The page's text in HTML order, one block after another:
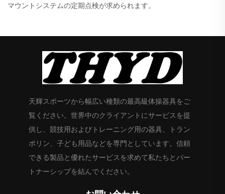
マウントシステムの定期点検が求められます。
天輝スポーツから幅広い種類の最高級体操器具をご
覧ください。世界中のクライアントにサービスを提
供し、競技用およびトレーニング用の器具、トラン
ポリン、子ども用品などを専門としています。信頼
できる製品と優れたサービスを求めて私たちとパー
トナーシップを結んでください。